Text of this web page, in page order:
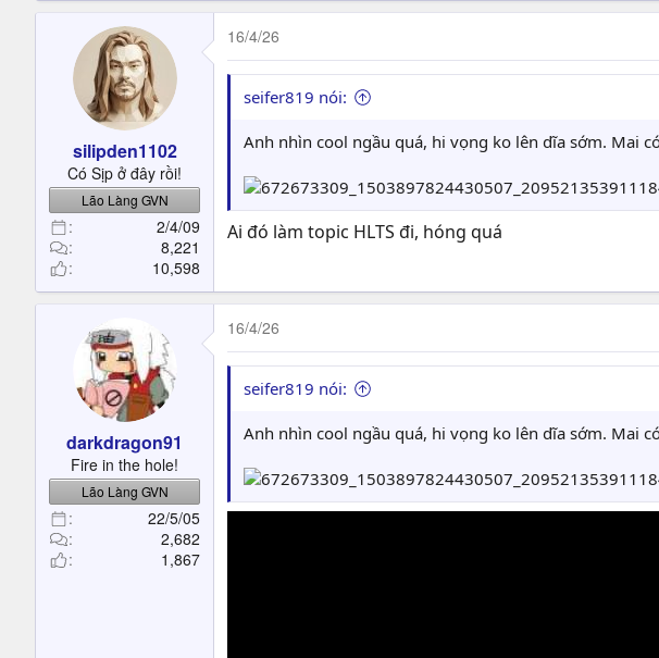
a
c
t
i
o
s
silipden1102
Có Sịp ở đây rồi!
Lão Làng GVN
2/4/09
8,221
10,598
16/4/26
seifer819 nói:
Anh nhìn cool ngầu quá, hi vọng ko lên dĩa sớm. Mai
Ai đó làm topic HLTS đi, hóng quá
darkdragon91
Fire in the hole!
Lão Làng GVN
22/5/05
2,682
1,867
16/4/26
seifer819 nói:
Anh nhìn cool ngầu quá, hi vọng ko lên dĩa sớm. Mai